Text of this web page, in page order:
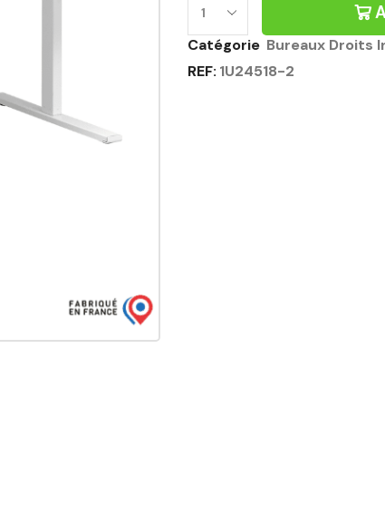
Catégorie Bureaux Droits
REF: 1U24518-2